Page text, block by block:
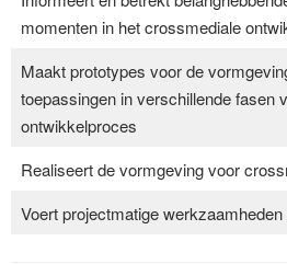
momenten in het crossmediale
Maakt prototypes voor de
toepassingen in verschillende fasen
ontwikkelproces
Realiseert de vormgeving voor
Voert projectmatige werkzaamheden